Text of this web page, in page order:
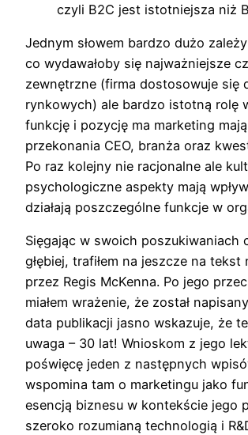
czyli B2C jest istotniejsza niż
Jednym słowem bardzo dużo
co wydawałoby się najważniejsze
zewnętrzne (firma dostosowuje się
rynkowych) ale bardzo istotną rolę
funkcję i pozycję ma marketing
przekonania CEO, branża oraz
Po raz kolejny nie racjonalne ale
psychologiczne aspekty mają
działają poszczególne funkcje w
Sięgając w swoich poszukiwaniach
głębiej, trafiłem na jeszcze na tekst
przez Regis McKenna. Po jego
miałem wrażenie, że został
data publikacji jasno wskazuje, że
uwaga – 30 lat! Wnioskom z jego
poświęcę jeden z następnych
wspomina tam o marketingu jako
esencją biznesu w kontekście jego
szeroko rozumianą technologią i